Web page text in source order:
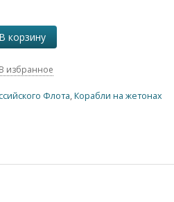
В корзину
В избранное
Флота,Корабли на жетонах